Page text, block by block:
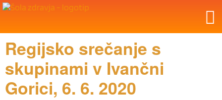
Regijsko srečanje s
skupinami v Ivančni
Gorici, 6. 6. 2020